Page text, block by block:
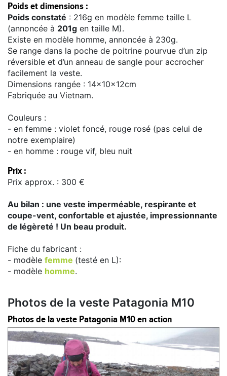
Poids et dimensions :
Poids constaté : 216g en modèle femme taille L
(annoncée à 201g en taille M).
Existe en modèle homme, annoncée à 230g.
Se range dans la poche de poitrine pourvue d’un zip
réversible et d’un anneau de sangle pour accrocher
facilement la veste.
Dimensions rangée : 14x10x12cm
Fabriquée au Vietnam.
Couleurs :
- en femme : violet foncé, rouge rosé (pas celui de
notre exemplaire)
- en homme : rouge vif, bleu nuit
Prix :
Prix approx. : 300 €
Au bilan : une veste imperméable, respirante et
coupe-vent, confortable et ajustée, impressionnante
de légèreté ! Un beau produit.
Fiche du fabricant :
- modèle femme (testé en L):
- modèle homme.
Photos de la veste Patagonia M10
Photos de la veste Patagonia M10 en action